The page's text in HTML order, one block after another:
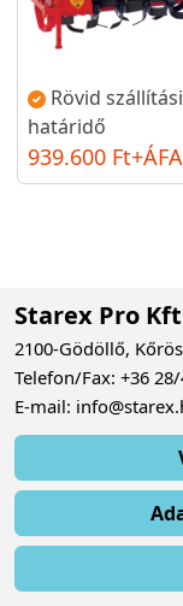
Rövid szállítási
határidő
939.600 Ft+ÁFA
Starex Pro
2100-Gödöllő,
Telefon/Fax: +36 28/
E-mail: